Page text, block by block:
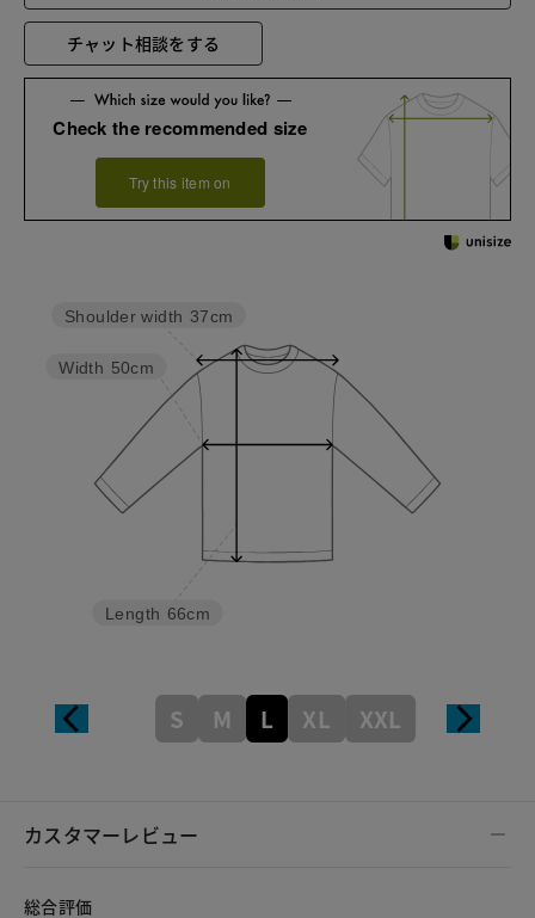
チャット相談をする
Check the recommended size
Try this item on
Length 66cm
Width 50cm
Shoulder width 37cm
S M L XL XXL
カスタマーレビュー
総合評価